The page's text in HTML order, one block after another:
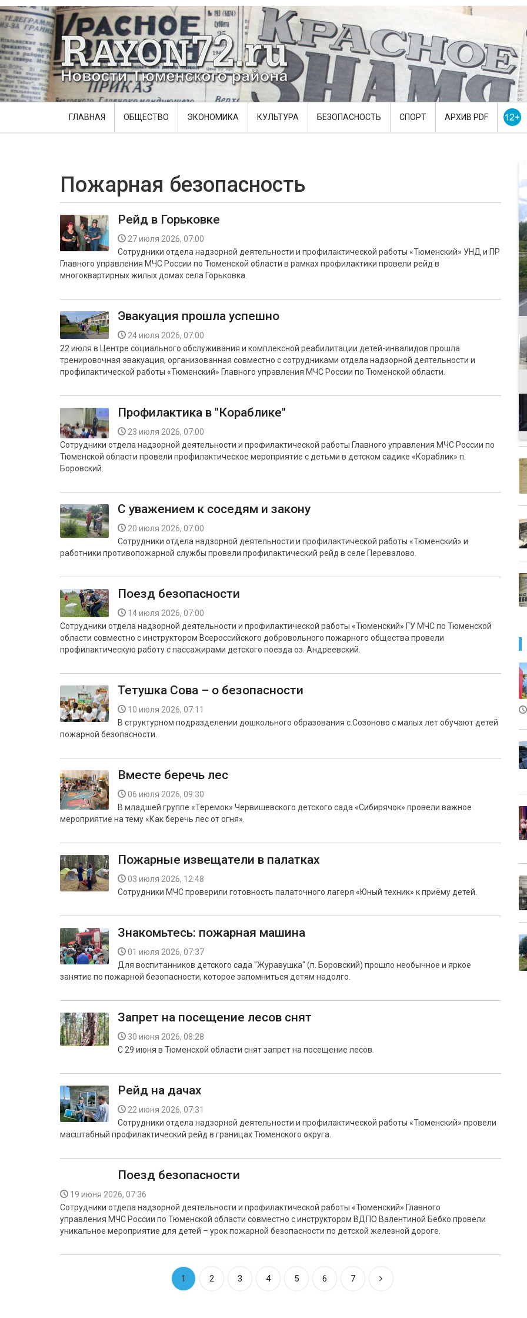
ГЛАВНАЯ ОБЩЕСТВО ЭКОНОМИКА КУЛЬТУРА БЕЗОПАСНОСТЬ СПОРТ АРХИВ PDF
Пожарная безопасность
Рейд в Горьковке
27 июля 2026, 07:00
Сотрудники отдела надзорной деятельности и профилактической работы «Тюменский» УНД и ПР
Главного управления МЧС России по Тюменской области в рамках профилактики провели рейд в
многоквартирных жилых домах села Горьковка.
Эвакуация прошла успешно
24 июля 2026, 07:00
22 июля в Центре социального обслуживания и комплексной реабилитации детей-инвалидов прошла
тренировочная эвакуация, организованная совместно с сотрудниками отдела надзорной деятельности и
профилактической работы «Тюменский» Главного управления МЧС России по Тюменской области.
Профилактика в "Кораблике"
23 июля 2026, 07:00
Сотрудники отдела надзорной деятельности и профилактической работы Главного управления МЧС России по
Тюменской области провели профилактическое мероприятие с детьми в детском садике «Кораблик» п.
Боровский.
С уважением к соседям и закону
20 июля 2026, 07:00
Сотрудники отдела надзорной деятельности и профилактической работы «Тюменский» и
работники противопожарной службы провели профилактический рейд в селе Перевалово.
Поезд безопасности
14 июля 2026, 07:00
Сотрудники отдела надзорной деятельности и профилактической работы «Тюменский» ГУ МЧС по Тюменской
области совместно с инструктором Всероссийского добровольного пожарного общества провели
профилактическую работу с пассажирами детского поезда оз. Андреевский.
Тетушка Сова – о безопасности
10 июля 2026, 07:11
В структурном подразделении дошкольного образования с.Созоново с малых лет обучают детей
пожарной безопасности.
Вместе беречь лес
06 июля 2026, 09:30
В младшей группе «Теремок» Червишевского детского сада «Сибирячок» провели важное
мероприятие на тему «Как беречь лес от огня».
Пожарные извещатели в палатках
03 июля 2026, 12:48
Сотрудники МЧС проверили готовность палаточного лагеря «Юный техник» к приёму детей.
Знакомьтесь: пожарная машина
01 июля 2026, 07:37
Для воспитанников детского сада "Журавушка" (п. Боровский) прошло необычное и яркое
занятие по пожарной безопасности, которое запомниться детям надолго.
Запрет на посещение лесов снят
30 июня 2026, 08:28
С 29 июня в Тюменской области снят запрет на посещение лесов.
Рейд на дачах
22 июня 2026, 07:31
Сотрудники отдела надзорной деятельности и профилактической работы «Тюменский» провели
масштабный профилактический рейд в границах Тюменского округа.
Поезд безопасности
19 июня 2026, 07:36
Сотрудники отдела надзорной деятельности и профилактической работы «Тюменский» Главного
управления МЧС России по Тюменской области совместно с инструктором ВДПО Валентиной Бебко провели
уникальное мероприятие для детей – урок пожарной безопасности по детской железной дороге.
1 2 3 4 5 6 7